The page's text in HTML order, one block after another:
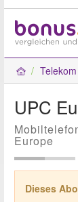
Telekom
UPC
Europe
Dieses